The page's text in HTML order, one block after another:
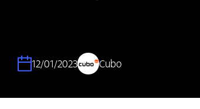
12/01/2023 Cubo